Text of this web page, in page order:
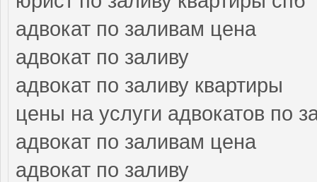
адвокат по заливам цена
адвокат по заливу
адвокат по заливу квартиры
цены на услуги адвокатов по
адвокат по заливам цена
адвокат по заливу